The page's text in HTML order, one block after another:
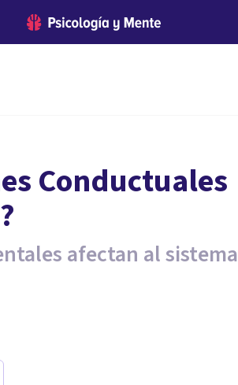
Conductuales
afectan al sistema